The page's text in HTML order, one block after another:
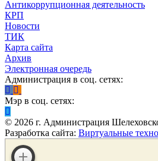
Антикоррупционная деятельность
КРП
Новости
ТИК
Карта сайта
Архив
Электронная очередь
Администрация в соц. сетях:
Мэр в соц. сетях:
© 2026 г. Администрация
Разработка сайта: Виртуальные